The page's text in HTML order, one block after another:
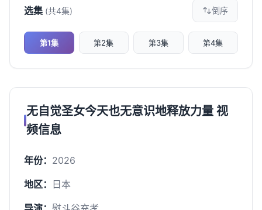
选集 (共4集) 倒序
第1集 第2集 第3集 第4集
无自觉圣女今天也无意识地释放力量 视
频信息
年份： 2026
地区： 日本